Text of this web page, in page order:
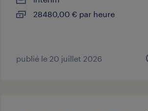
28480,00 € par heure
publié le 20 juillet 2026